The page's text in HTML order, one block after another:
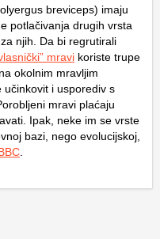
breviceps) imaju
potlačivanja drugih vrsta
njih. Da bi regrutirali
mravi koriste trupe
okolnim mravljim
učinkovit i usporediv s
mravi plaćaju
Ipak, neke im se vrste
bazi, nego evolucijskoj,